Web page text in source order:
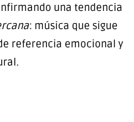
una tendencia
: música que sigue
referencia emocional y